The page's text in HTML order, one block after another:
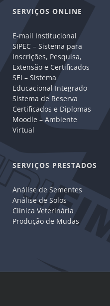
SERVIÇOS ONLINE
E-mail Institucional
SIPEC – Sistema para
Inscrições, Pesquisa,
Extensão e Certificados
SEI – Sistema
Educacional Integrado
Sistema de Reserva
Certificados e Diplomas
Moodle – Ambiente
Virtual
SERVIÇOS PRESTADOS
Análise de Sementes
Análise de Solos
Clínica Veterinária
Produção de Mudas